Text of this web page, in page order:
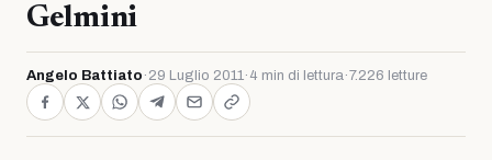
Gelmini
Angelo Battiato · 29 Luglio 2011· 4 min di lettura·7.226 letture